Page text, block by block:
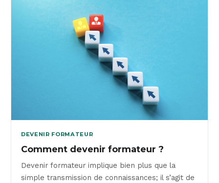
DEVENIR FORMATEUR
Comment devenir formateur ?
Devenir formateur implique bien plus que la
simple transmission de connaissances; il s’agit de